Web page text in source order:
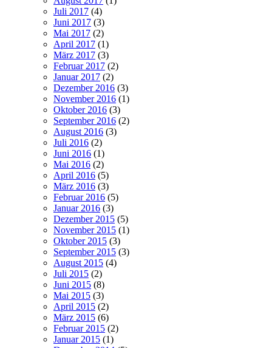
Juli 2017 (4)
Juni 2017 (3)
Mai 2017 (2)
April 2017 (1)
März 2017 (3)
Februar 2017 (2)
Januar 2017 (2)
Dezember 2016 (3)
November 2016 (1)
Oktober 2016 (3)
September 2016 (2)
August 2016 (3)
Juli 2016 (2)
Juni 2016 (1)
Mai 2016 (2)
April 2016 (5)
März 2016 (3)
Februar 2016 (5)
Januar 2016 (3)
Dezember 2015 (5)
November 2015 (1)
Oktober 2015 (3)
September 2015 (3)
August 2015 (4)
Juli 2015 (2)
Juni 2015 (8)
Mai 2015 (3)
April 2015 (2)
März 2015 (6)
Februar 2015 (2)
Januar 2015 (1)